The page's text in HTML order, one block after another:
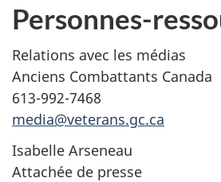
Personnes-
Relations avec les médias
Anciens Combattants Canada
613-992-7468
media@veterans.gc.ca
Isabelle Arseneau
Attachée de presse